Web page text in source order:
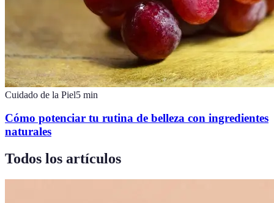
Cuidado de la Piel5 min
Cómo potenciar tu rutina de belleza con ingredientes
naturales
Todos los artículos